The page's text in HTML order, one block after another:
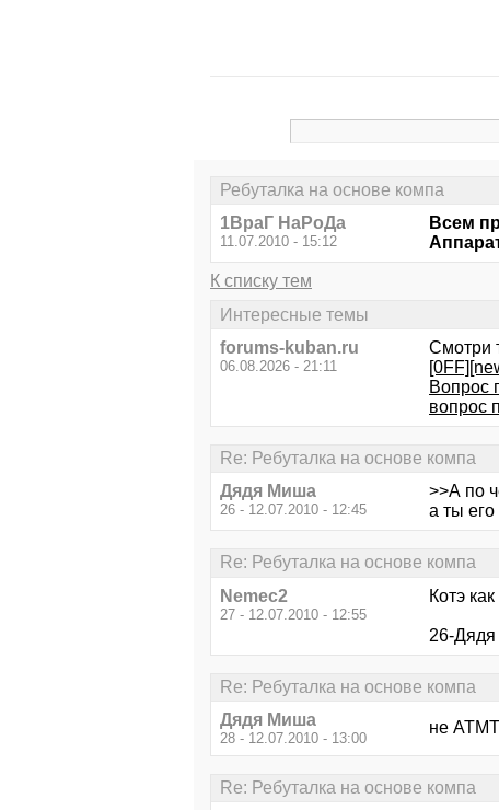
Ребуталка на основе компа
1ВраГ НаРоДа
11.07.2010 - 15:12
Всем
К списку тем
Интересные темы
forums-kuban.ru
06.08.2026 - 21:11
Смотри
Вопрос
вопрос
Re: Ребуталка на основе компа
Дядя Миша
26 - 12.07.2010 - 12:45
>>А по
а ты
Re: Ребуталка на основе компа
Nemec2
27 - 12.07.2010 - 12:55
Котэ
26-
Re: Ребуталка на основе компа
Дядя Миша
28 - 12.07.2010 - 13:00
не
Re: Ребуталка на основе компа